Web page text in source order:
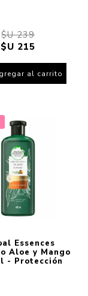
$U 239
$U 215
al carrito
Essences
Aloe y Mango
- Protección